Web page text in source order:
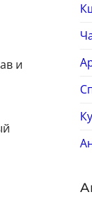
и